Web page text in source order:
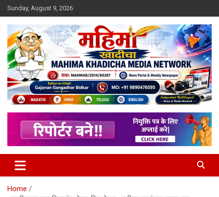
Skip
to
content
Sunday, August 9, 2026
Mahimakhadicha
Home